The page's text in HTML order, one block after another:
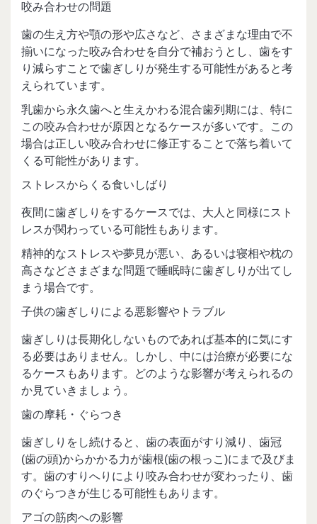
咬み合わせの問題
歯の生え方や顎の形や広さなど、さまざまな理由で不
揃いになった咬み合わせを自分で補おうとし、歯をす
り減らすことで歯ぎしりが発生する可能性があると考
えられています。
乳歯から永久歯へと生えかわる混合歯列期には、特に
この咬み合わせが原因となるケースが多いです。この
場合は正しい咬み合わせに修正することで落ち着いて
くる可能性があります。
ストレスからくる食いしばり
夜間に歯ぎしりをするケースでは、大人と同様にスト
レスが関わっている可能性もあります。
精神的なストレスや夢見が悪い、あるいは寝相や枕の
高さなどさまざまな問題で睡眠時に歯ぎしりが出てし
まう場合です。
子供の歯ぎしりによる悪影響やトラブル
歯ぎしりは長期化しないものであれば基本的に気にす
る必要はありません。しかし、中には治療が必要にな
るケースもあります。どのような影響が考えられるの
か見ていきましょう。
歯の摩耗・ぐらつき
歯ぎしりをし続けると、歯の表面がすり減り、歯冠
(歯の頭)からかかる力が歯根(歯の根っこ)にまで及びま
す。歯のすりへりにより咬み合わせが変わったり、歯
のぐらつきが生じる可能性もあります。
アゴの筋肉への影響